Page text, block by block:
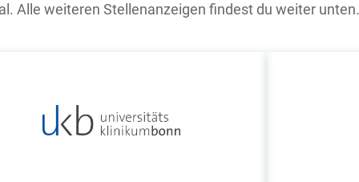
Alle weiteren Stellenanzeigen findest du weiter unten.